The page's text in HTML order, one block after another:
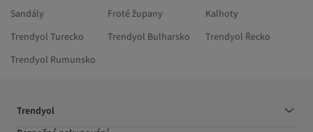
Sandály
Froté župany
Kalhoty
Trendyol Turecko
Trendyol Bulharsko
Trendyol Řecko
Trendyol Rumunsko
Trendyol